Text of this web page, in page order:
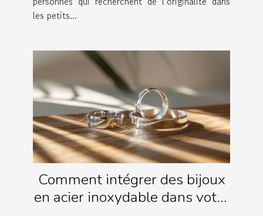
les petits...
Comment intégrer des bijoux
en acier inoxydable dans votre